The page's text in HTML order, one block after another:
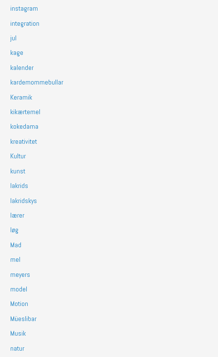
instagram
integration
jul
kage
kalender
kardemommebullar
Keramik
kikærtemel
kokedama
kreativitet
Kultur
kunst
lakrids
lakridskys
lærer
løg
Mad
mel
meyers
model
Motion
Müeslibar
Musik
natur